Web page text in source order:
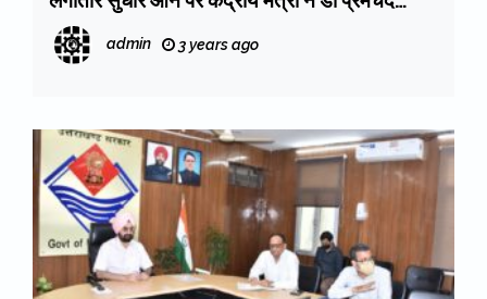
अग्रवाल (Dr. Premchand Agarwal) को दी
बधाई
admin 3 years ago